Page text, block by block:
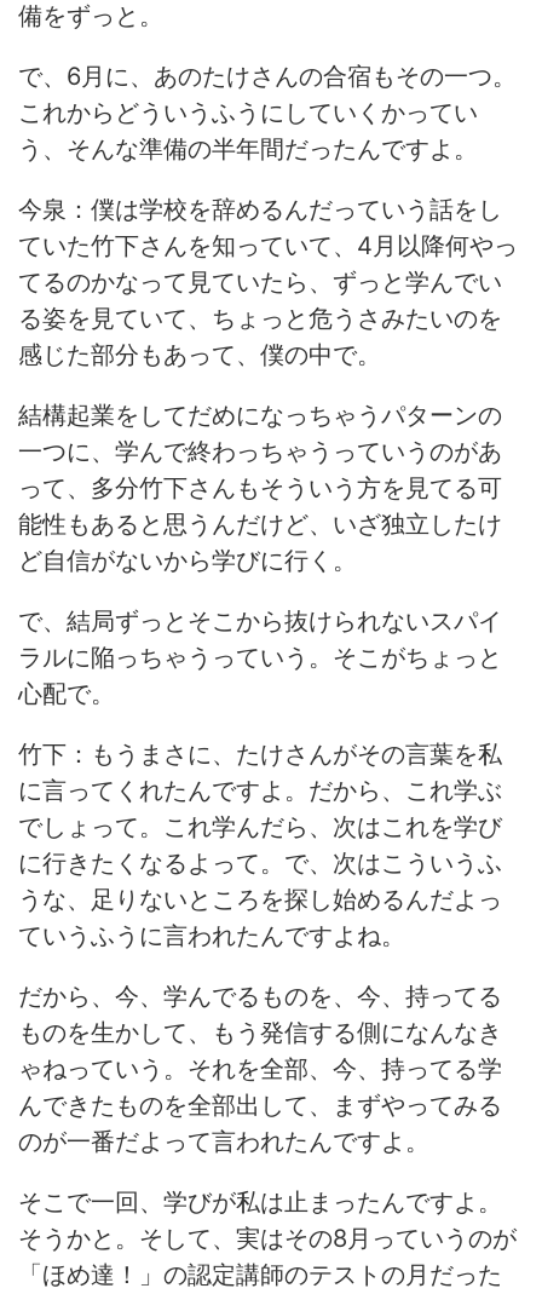
備をずっと。
で、6月に、あのたけさんの合宿もその一つ。
これからどういうふうにしていくかってい
う、そんな準備の半年間だったんですよ。
今泉：僕は学校を辞めるんだっていう話をし
ていた竹下さんを知っていて、4月以降何やっ
てるのかなって見ていたら、ずっと学んでい
る姿を見ていて、ちょっと危うさみたいのを
感じた部分もあって、僕の中で。
結構起業をしてだめになっちゃうパターンの
一つに、学んで終わっちゃうっていうのがあ
って、多分竹下さんもそういう方を見てる可
能性もあると思うんだけど、いざ独立したけ
ど自信がないから学びに行く。
で、結局ずっとそこから抜けられないスパイ
ラルに陥っちゃうっていう。そこがちょっと
心配で。
竹下：もうまさに、たけさんがその言葉を私
に言ってくれたんですよ。だから、これ学ぶ
でしょって。これ学んだら、次はこれを学び
に行きたくなるよって。で、次はこういうふ
うな、足りないところを探し始めるんだよっ
ていうふうに言われたんですよね。
だから、今、学んでるものを、今、持ってる
ものを生かして、もう発信する側になんなき
ゃねっていう。それを全部、今、持ってる学
んできたものを全部出して、まずやってみる
のが一番だよって言われたんですよ。
そこで一回、学びが私は止まったんですよ。
そうかと。そして、実はその8月っていうのが
「ほめ達！」の認定講師のテストの月だった